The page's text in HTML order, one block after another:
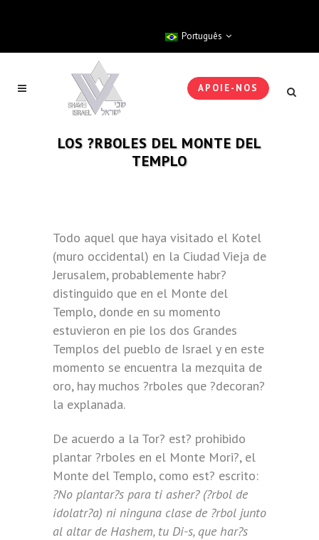
Português
APOIE-NOS
LOS ?RBOLES DEL MONTE DEL
TEMPLO
Todo aquel que haya visitado el Kotel
(muro occidental) en la Ciudad Vieja de
Jerusalem, probablemente habr?
distinguido que en el Monte del
Templo, donde en su momento
estuvieron en pie los dos Grandes
Templos del pueblo de Israel y en este
momento se encuentra la mezquita de
oro, hay muchos ?rboles que ?decoran?
la explanada.
De acuerdo a la Tor? est? prohibido
plantar ?rboles en el Monte Mori?, el
Monte del Templo, como est? escrito:
?No plantar?s para ti asher? (?rbol de
idolatr?a) ni ninguna clase de ?rbol junto
al altar de Hashem, tu Di-s, que har?s